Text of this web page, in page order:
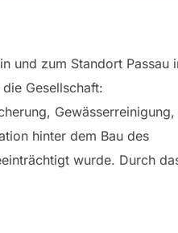
und zum Standort Passau
Gesellschaft:
Gewässerreinigung,
hinter dem Bau des
wurde. Durch